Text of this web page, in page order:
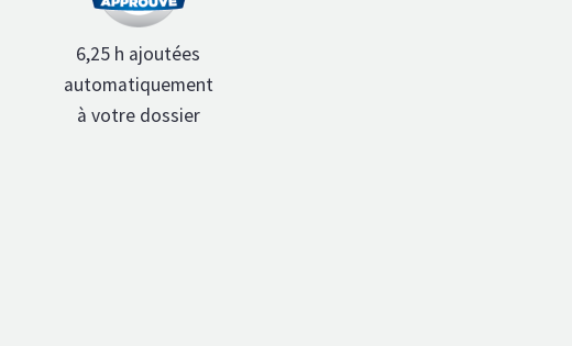
6,25 h ajoutées
automatiquement
à votre dossier